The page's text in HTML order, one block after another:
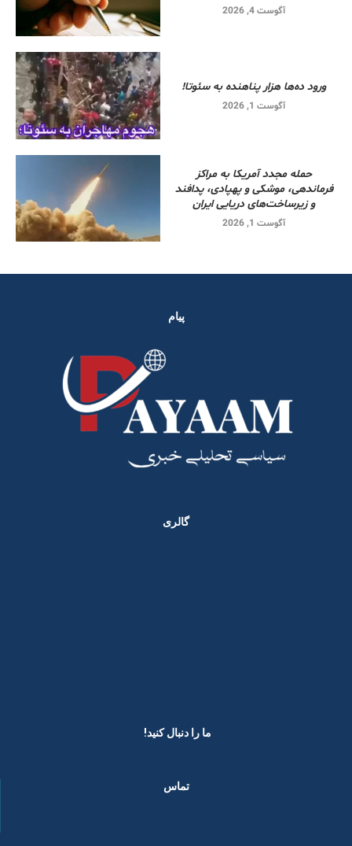
آگوست 4, 2026
ورود ده‌ها هزار پناهنده به سئوتا!
آگوست 1, 2026
حمله مجدد آمریکا به مراکز
فرماندهی، موشکی و پهپادی، پدافند
و زیرساخت‌های دریایی ایران
آگوست 1, 2026
پیام
گالری
ما را دنبال کنید! ​
تماس